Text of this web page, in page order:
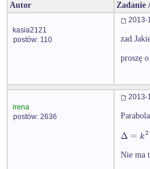
Autor Zadanie
kasia2121
postów: 110
2013-
proszę
irena
postów: 2636
2013-
Δ = k2
Nie ma